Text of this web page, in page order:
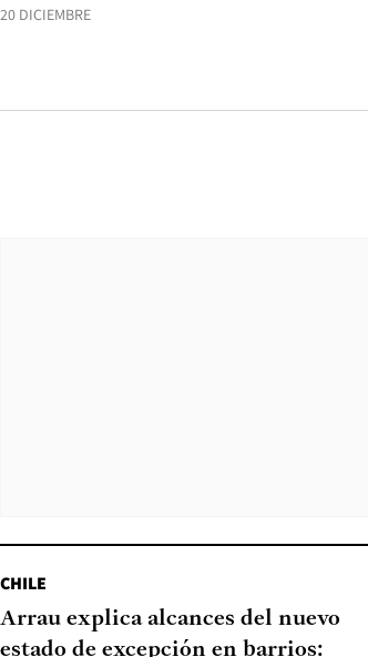
20 DICIEMBRE
CHILE
Arrau explica alcances del nuevo
estado de excepción en barrios: